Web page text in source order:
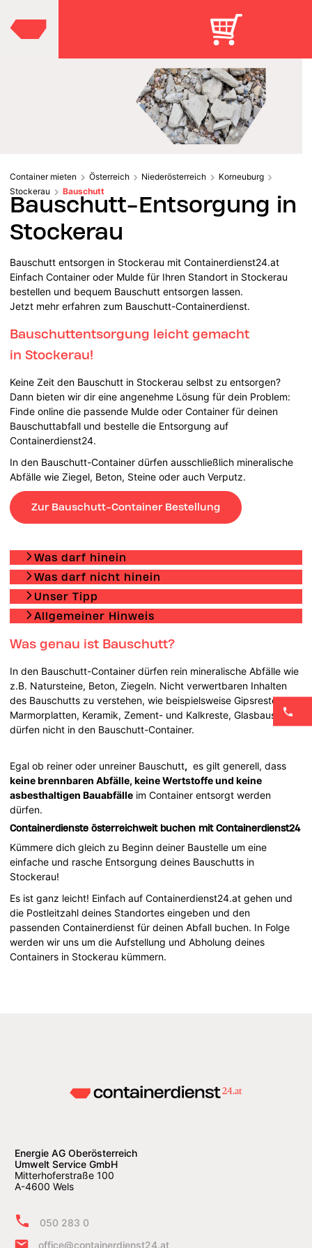
Container mieten Österreich Niederösterreich
Korneuburg
Stockerau
Bauschutt
Bauschutt-Entsorgung in
Stockerau
Bauschutt entsorgen in Stockerau mit Containerdienst24.at
Einfach Container oder Mulde für Ihren Standort in Stockerau
bestellen und bequem Bauschutt entsorgen lassen.
Jetzt mehr erfahren zum Bauschutt-Containerdienst.
Bauschuttentsorgung leicht gemacht
in Stockerau!
Keine Zeit den Bauschutt in Stockerau selbst zu entsorgen?
Dann bieten wir dir eine angenehme Lösung für dein Problem:
Finde online die passende Mulde oder Container für deinen
Bauschuttabfall und bestelle die Entsorgung auf
Containerdienst24.
In den Bauschutt-Container dürfen ausschließlich mineralische
Abfälle wie Ziegel, Beton, Steine oder auch Verputz.
Zur Bauschutt-Container Bestellung
Was darf hinein
Was darf nicht hinein
Unser Tipp
Allgemeiner Hinweis
Was genau ist Bauschutt?
In den Bauschutt-Container dürfen rein mineralische Abfälle wie
z.B. Natursteine, Beton, Ziegeln. Nicht verwertbaren Inhalten
des Bauschutts zu verstehen, wie beispielsweise Gipsreste,
Marmorplatten, Keramik, Zement- und Kalkreste, Glasbausteine
dürfen nicht in den Bauschutt-Container.
Egal ob reiner oder unreiner Bauschutt, es gilt generell, dass
keine brennbaren Abfälle, keine Wertstoffe und keine
asbesthaltigen Bauabfälle im Container entsorgt werden
dürfen.
Containerdienste österreichweit buchen mit Containerdienst24
Kümmere dich gleich zu Beginn deiner Baustelle um eine
einfache und rasche Entsorgung deines Bauschutts in
Stockerau!
Es ist ganz leicht! Einfach auf Containerdienst24.at gehen und
die Postleitzahl deines Standortes eingeben und den
passenden Containerdienst für deinen Abfall buchen. In Folge
werden wir uns um die Aufstellung und Abholung deines
Containers in Stockerau kümmern.
Energie AG Oberösterreich
Umwelt Service GmbH
Mitterhoferstraße 100
A-4600 Wels
050 283 0
office@containerdienst24.at